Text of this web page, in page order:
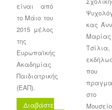
είναι από
το Μάιο του
2015 μέλος
της
Ευρωπαϊκής
Ακαδημίας
Παιδιατρικής
(ΕΑΠ).
Διαβάστε
κας
Μαρίας
που
στο
Μουσείο